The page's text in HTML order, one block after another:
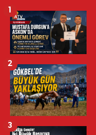
1
2
3